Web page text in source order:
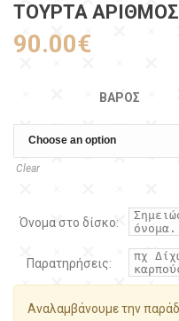
ΤΟΥΡΤΑ ΑΡΙΘΜΟΣ
90.00€
ΒΆΡΟΣ
Clear
Όνομα στο δίσκο:
Παρατηρήσεις:
Αναλαμβάνουμε την